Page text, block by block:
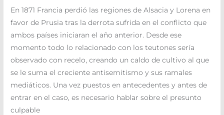
En 1871 Francia perdió las regiones de Alsacia y Lorena en
favor de Prusia tras la derrota sufrida en el conflicto que
ambos países iniciaran el año anterior. Desde ese
momento todo lo relacionado con los teutones sería
observado con recelo, creando un caldo de cultivo al que
se le suma el creciente antisemitismo y sus ramales
mediáticos. Una vez puestos en antecedentes y antes de
entrar en el caso, es necesario hablar sobre el presunto
culpable